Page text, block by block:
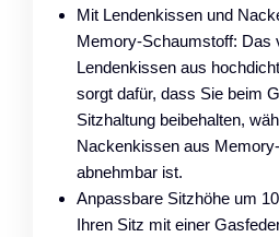
Mit Lendenkissen und
Memory-Schaumstoff: Das
Lendenkissen aus
sorgt dafür, dass Sie beim
Sitzhaltung beibehalten,
Nackenkissen aus
abnehmbar ist.
Anpassbare Sitzhöhe um
Ihren Sitz mit einer